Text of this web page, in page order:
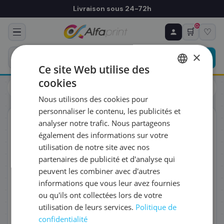
Livraison sous 24-72h
🛒
0
♡
Cartouches
Brother
ORIGINAL
♻ COMMANDE RÉCURRENTE
Prévoyez & économisez
Programmez votre prochain achat — notre équipe
vous prépare un devis personnalisé
RÉFÉRENCE DU PRODUIT
FRÉQUENCE
QUANTITÉ PAR LIVRAISON
DATE DE PREMIÈRE LIVRAISON SOUHAITÉE
×
Ce site Web utilise des
cookies
Nous utilisons des cookies pour
personnaliser le contenu, les publicités et
analyser notre trafic. Nous partageons
également des informations sur votre
utilisation de notre site avec nos
partenaires de publicité et d'analyse qui
peuvent les combiner avec d'autres
informations que vous leur avez fournies
ou qu'ils ont collectées lors de votre
utilisation de leurs services. Politique de
confidentialité